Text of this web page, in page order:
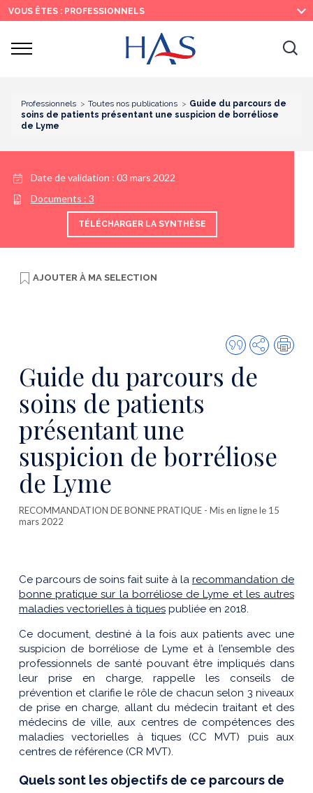
Recherche
Menu
principal
Contenu
principal
VOUS ÊTES : PROFESSIONNELS
Ouvrir
Professionnels Toutes nos publications
Guide du parcours de
soins de patients présentant une suspicion de borréliose
de Lyme
Date de validation : 03 mars 2022
Documents : 3
TÉLÉCHARGER LA SYNTHÈSE
AJOUTER À MA SELECTION
Citer
cette
publication
Partager
Guide du parcours de
soins de patients
présentant une
suspicion de borréliose
de Lyme
RECOMMANDATION DE BONNE PRATIQUE - Mis en ligne le 15
mars 2022
Ce parcours de soins fait suite à la recommandation de
bonne pratique sur la borréliose de Lyme et les autres
maladies vectorielles à tiques publiée en 2018.
Ce document, destiné à la fois aux patients avec une
suspicion de borréliose de Lyme et à l’ensemble des
professionnels de santé pouvant être impliqués dans
leur prise en charge, rappelle les conseils de
prévention et clarifie le rôle de chacun selon 3 niveaux
de prise en charge, allant du médecin traitant et des
médecins de ville, aux centres de compétences des
maladies vectorielles à tiques (CC MVT) puis aux
centres de référence (CR MVT).
Quels sont les objectifs de ce parcours de